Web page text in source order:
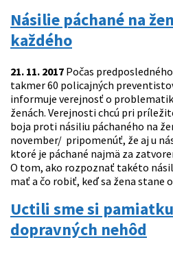
Násilie páchané na
každého
21. 11. 2017 Počas
takmer 60 policajných
informuje verejnosť o
ženách. Verejnosti chcú pri
boja proti násiliu páchaného na
november/ pripomenúť, že aj u
ktoré je páchané najmä za
O tom, ako rozpoznať takéto
mať a čo robiť, keď sa žena stane
Uctili sme si
dopravných nehôd